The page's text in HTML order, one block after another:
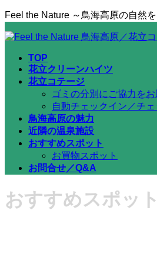
コ
テ
ナ
ゲ
Feel the Nature ～鳥海高原の自然
TOP
花立クリーンハイツ
花立コテージ
ゴミの分別にご協力を
自動チェックイン／チ
鳥海高原の魅力
近隣の温泉施設
おすすめスポット
お買物スポット
お問合せ／Q&A
おすすめスポット